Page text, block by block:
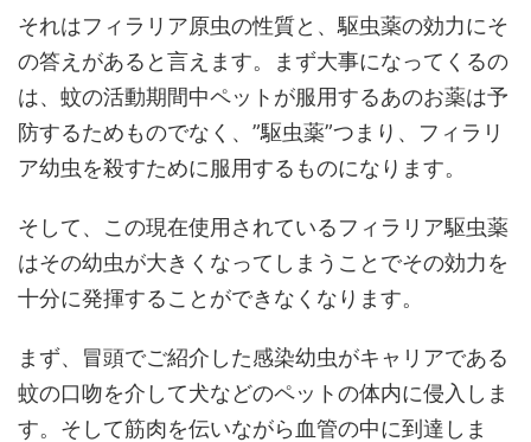
それはフィラリア原虫の性質と、駆虫薬の効力にそ
の答えがあると言えます。まず大事になってくるの
は、蚊の活動期間中ペットが服用するあのお薬は予
防するためものでなく、”駆虫薬”つまり、フィラリ
ア幼虫を殺すために服用するものになります。
そして、この現在使用されているフィラリア駆虫薬
はその幼虫が大きくなってしまうことでその効力を
十分に発揮することができなくなります。
まず、冒頭でご紹介した感染幼虫がキャリアである
蚊の口吻を介して犬などのペットの体内に侵入しま
す。そして筋肉を伝いながら血管の中に到達しま